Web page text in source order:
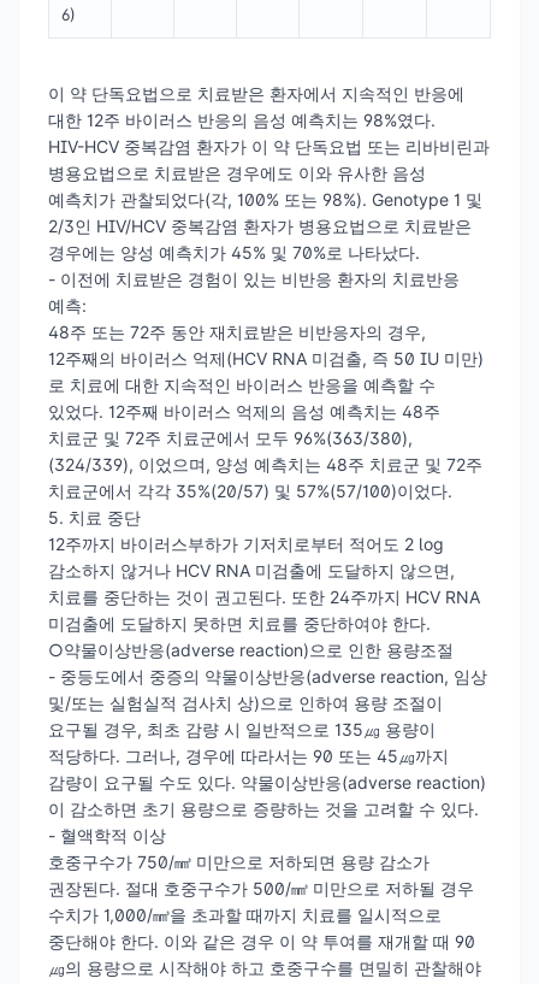
6)
이 약 단독요법으로 치료받은 환자에서 지속적인 반응에
대한 12주 바이러스 반응의 음성 예측치는 98%였다.
HIV-HCV 중복감염 환자가 이 약 단독요법 또는 리바비린과
병용요법으로 치료받은 경우에도 이와 유사한 음성
예측치가 관찰되었다(각, 100% 또는 98%). Genotype 1 및
2/3인 HIV/HCV 중복감염 환자가 병용요법으로 치료받은
경우에는 양성 예측치가 45% 및 70%로 나타났다.
- 이전에 치료받은 경험이 있는 비반응 환자의 치료반응
예측:
48주 또는 72주 동안 재치료받은 비반응자의 경우,
12주째의 바이러스 억제(HCV RNA 미검출, 즉 50 IU 미만)
로 치료에 대한 지속적인 바이러스 반응을 예측할 수
있었다. 12주째 바이러스 억제의 음성 예측치는 48주
치료군 및 72주 치료군에서 모두 96%(363/380),
(324/339), 이었으며, 양성 예측치는 48주 치료군 및 72주
치료군에서 각각 35%(20/57) 및 57%(57/100)이었다.
5. 치료 중단
12주까지 바이러스부하가 기저치로부터 적어도 2 log
감소하지 않거나 HCV RNA 미검출에 도달하지 않으면,
치료를 중단하는 것이 권고된다. 또한 24주까지 HCV RNA
미검출에 도달하지 못하면 치료를 중단하여야 한다.
○약물이상반응(adverse reaction)으로 인한 용량조절
- 중등도에서 중증의 약물이상반응(adverse reaction, 임상
및/또는 실험실적 검사치 상)으로 인하여 용량 조절이
요구될 경우, 최초 감량 시 일반적으로 135㎍ 용량이
적당하다. 그러나, 경우에 따라서는 90 또는 45㎍까지
감량이 요구될 수도 있다. 약물이상반응(adverse reaction)
이 감소하면 초기 용량으로 증량하는 것을 고려할 수 있다.
- 혈액학적 이상
호중구수가 750/㎣ 미만으로 저하되면 용량 감소가
권장된다. 절대 호중구수가 500/㎣ 미만으로 저하될 경우
수치가 1,000/㎣을 초과할 때까지 치료를 일시적으로
중단해야 한다. 이와 같은 경우 이 약 투여를 재개할 때 90
㎍의 용량으로 시작해야 하고 호중구수를 면밀히 관찰해야